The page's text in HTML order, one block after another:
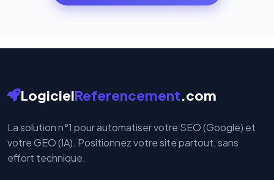
LogicielReferencement.com
La solution n°1 pour automatiser votre SEO (Google) et
votre GEO (IA). Positionnez votre site partout, sans
effort technique.